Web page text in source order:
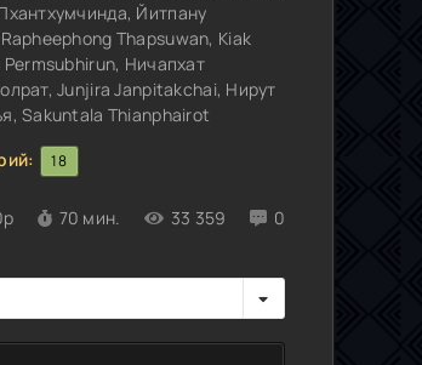
70 мин. 33 359 0
Йитпану
Thapsuwan, Kiak
Ничапхат
Junjira Janpitakchai, Нирут
Sakuntala Thianphairot
18